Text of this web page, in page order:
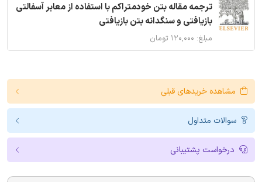
ترجمه مقاله بتن خودمتراکم با استفاده از معابر آسفالتی
بازیافتی و سنگدانه بتن بازیافتی
مبلغ: ۱۲۰,۰۰۰ تومان
مشاهده خریدهای قبلی
سوالات متداول
درخواست پشتیبانی